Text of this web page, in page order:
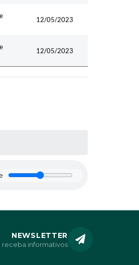
12/05/2023
12/05/2023
NEWSLETTER
receba informativos